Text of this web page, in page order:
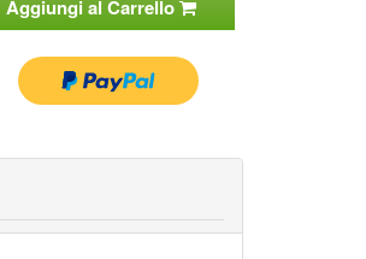
Aggiungi al Carrello